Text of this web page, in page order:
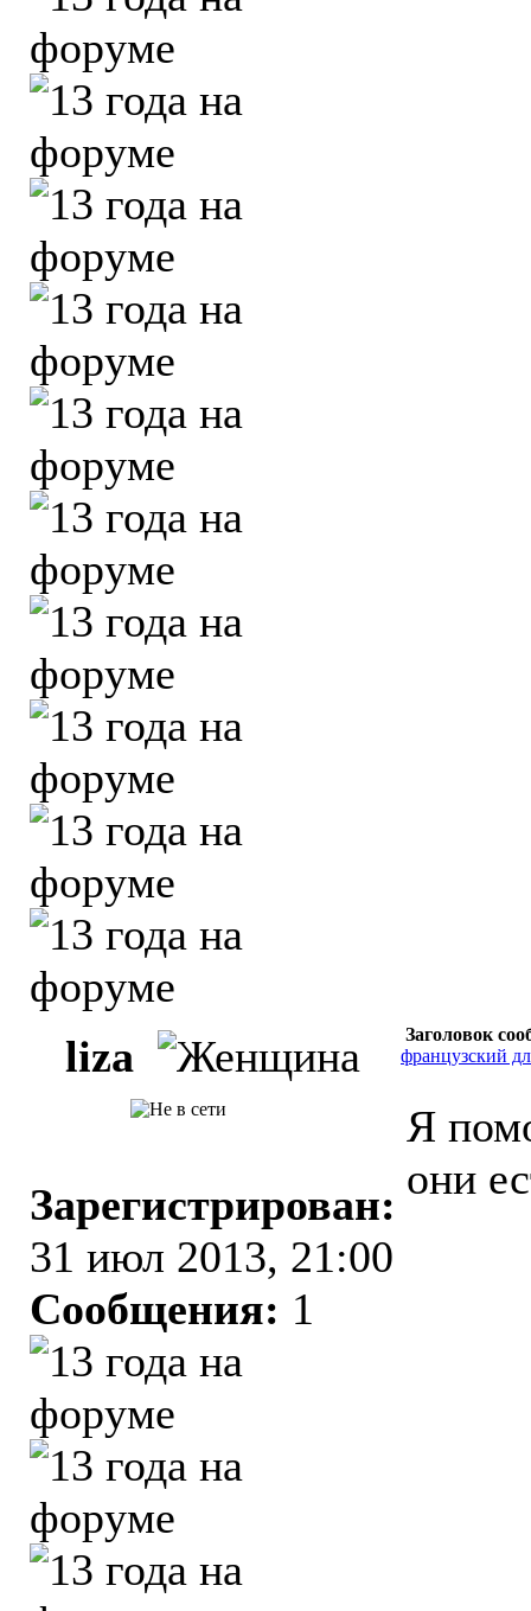
liza
Заголовок
французский
Зарегистрирован:
31 июл 2013, 21:00
Сообщения: 1
Я
они